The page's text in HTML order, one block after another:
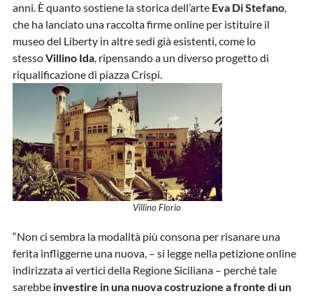
anni. È quanto sostiene la storica dell’arte Eva Di Stefano,
che ha lanciato una raccolta firme online per istituire il
museo del Liberty in altre sedi già esistenti, come lo
stessoVillino Ida, ripensando a un diverso progetto di
riqualificazione di piazza Crispi.
Villino Florio
“Non ci sembra la modalità più consona per risanare una
ferita infliggerne una nuova, – si legge nella petizione online
indirizzata ai vertici della Regione Siciliana – perché tale
sarebbe investire in una nuova costruzione a fronte di un